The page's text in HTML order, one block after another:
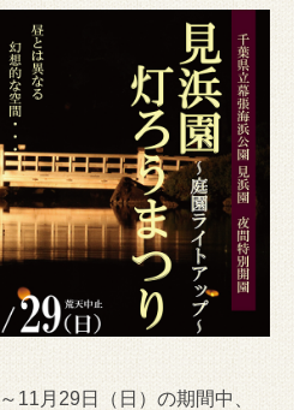
11月29日（日）の期間中、